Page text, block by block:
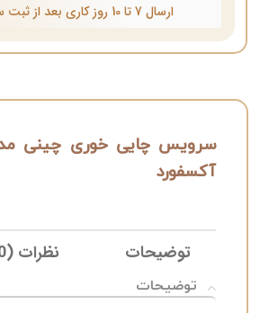
ارسال 7 تا 10 روز کاری بعد از ثبت سفارش
سرویس چایی خوری چینی
آکسفورد
توضیحات نظرات (0)
توضیحات